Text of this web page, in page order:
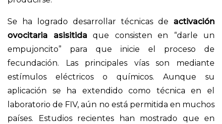
Se ha logrado desarrollar técnicas de activación
ovocitaria asisitidaque consisten en “darle un
empujoncito” para que inicie el proceso de
fecundación. Las principales vías son mediante
estímulos eléctricos o químicos. Aunque su
aplicación se ha extendido como técnica en el
laboratorio de FIV, aún no está permitida en muchos
países. Estudios recientes han mostrado que en